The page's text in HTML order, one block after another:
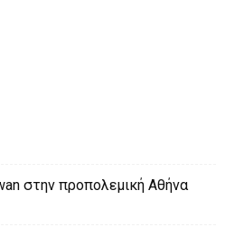
στην προπολεμική Αθήνα